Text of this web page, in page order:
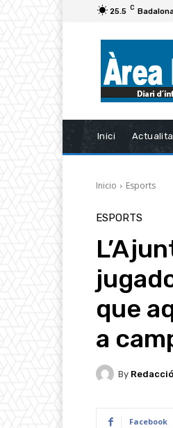
25.5 C
Inici
Inicio Esports
ESPORTS
que
a
By Redacció
Facebook